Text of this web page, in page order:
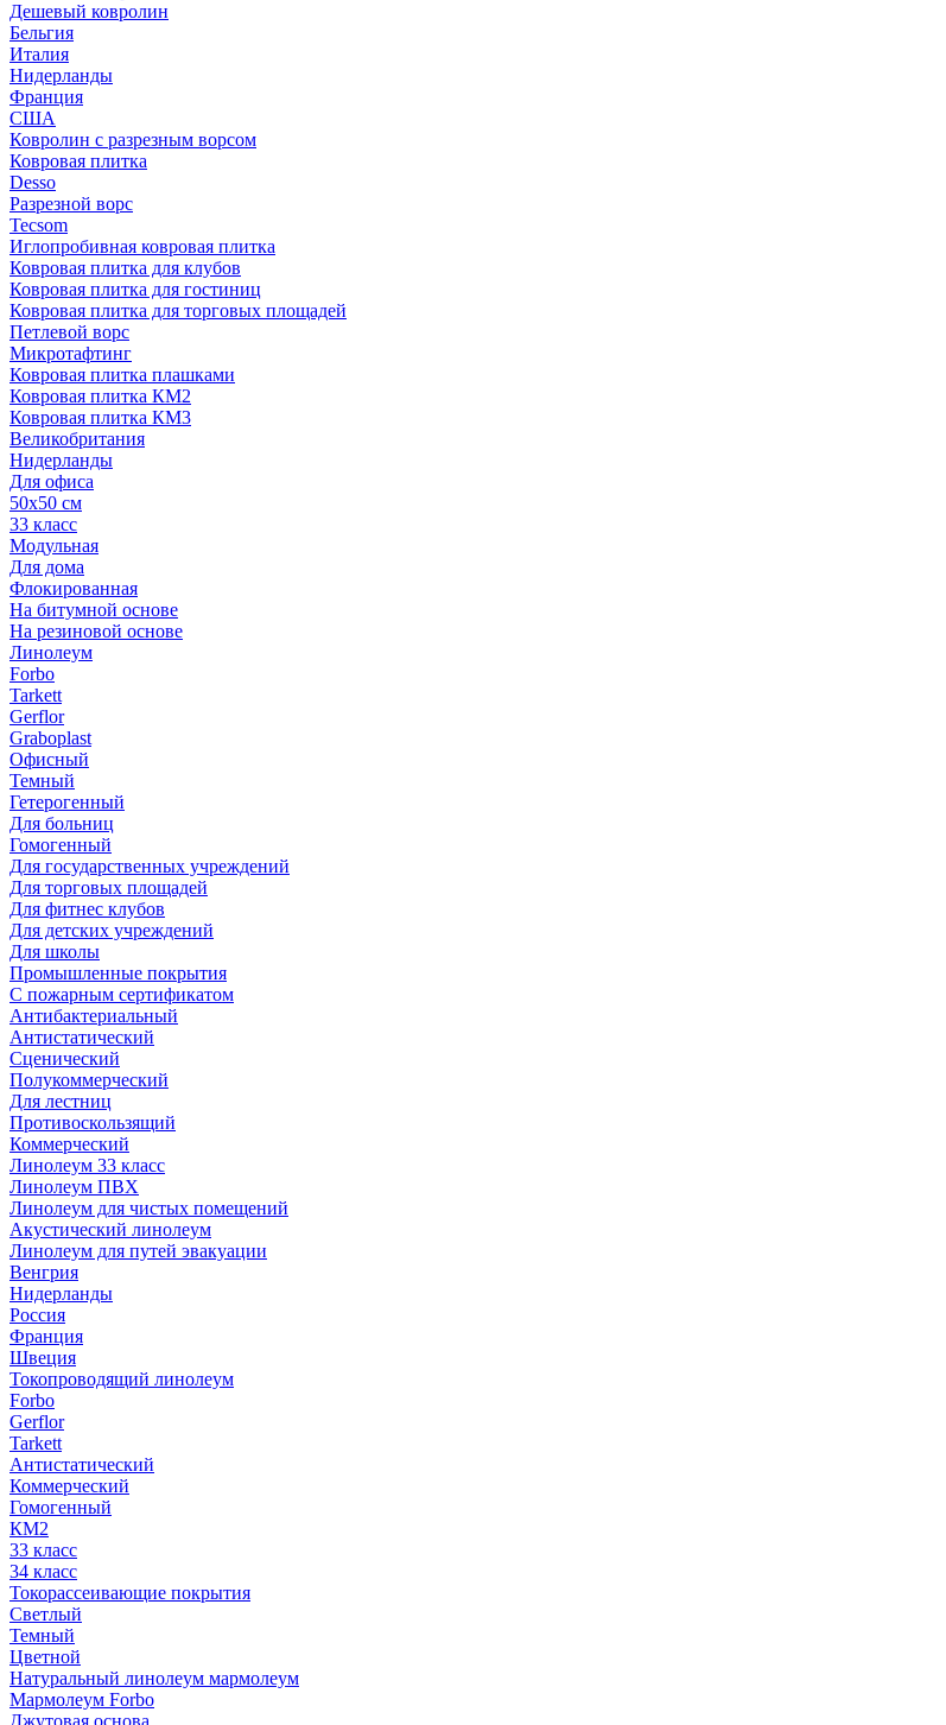
Дешевый ковролин
Бельгия
Италия
Нидерланды
Франция
США
Ковролин с разрезным ворсом
Ковровая плитка
Desso
Разрезной ворс
Tecsom
Иглопробивная ковровая плитка
Ковровая плитка для клубов
Ковровая плитка для гостиниц
Ковровая плитка для торговых площадей
Петлевой ворс
Микротафтинг
Ковровая плитка плашками
Ковровая плитка КМ2
Ковровая плитка КМ3
Великобритания
Нидерланды
Для офиса
50х50 см
33 класс
Модульная
Для дома
Флокированная
На битумной основе
На резиновой основе
Линолеум
Forbo
Tarkett
Gerflor
Graboplast
Офисный
Темный
Гетерогенный
Для больниц
Гомогенный
Для государственных учреждений
Для торговых площадей
Для фитнес клубов
Для детских учреждений
Для школы
Промышленные покрытия
С пожарным сертификатом
Антибактериальный
Антистатический
Сценический
Полукоммерческий
Для лестниц
Противоскользящий
Коммерческий
Линолеум 33 класс
Линолеум ПВХ
Линолеум для чистых помещений
Акустический линолеум
Линолеум для путей эвакуации
Венгрия
Нидерланды
Россия
Франция
Швеция
Токопроводящий линолеум
Forbo
Gerflor
Tarkett
Антистатический
Коммерческий
Гомогенный
КМ2
33 класс
34 класс
Токорассеивающие покрытия
Светлый
Темный
Цветной
Натуральный линолеум мармолеум
Мармолеум Forbo
Джутовая основа